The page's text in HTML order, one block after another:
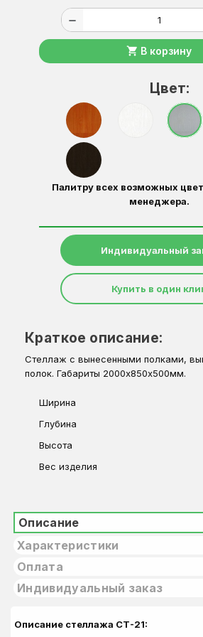
remove
shopping_cart В корзину
Цвет:
Палитру всех возможных
менеджера.
Индивидуальный
Купить в один
Краткое описание:
Стеллаж с вынесенными полками,
полок. Габариты 2000х850х500мм.
Ширина
Глубина
Высота
Вес изделия
Описание
Характеристики
Оплата
Индивидуальный заказ
Описание стеллажа СТ-21: